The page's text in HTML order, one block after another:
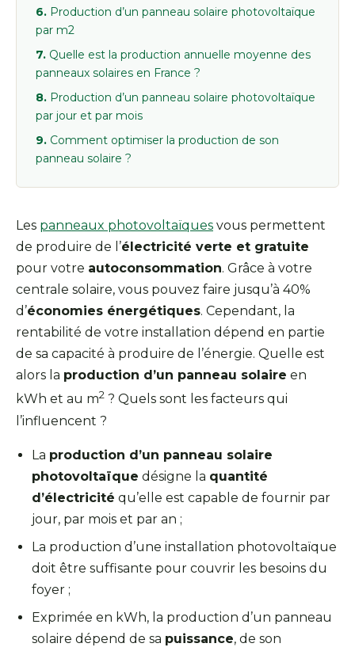
Production d’un panneau solaire photovoltaïque
par m2
Quelle est la production annuelle moyenne des
panneaux solaires en France ?
Production d’un panneau solaire photovoltaïque
par jour et par mois
Comment optimiser la production de son
panneau solaire ?
Les panneaux photovoltaïques vous permettent
de produire de l’électricité verte et gratuite
pour votre autoconsommation. Grâce à votre
centrale solaire, vous pouvez faire jusqu’à 40%
d’économies énergétiques. Cependant, la
rentabilité de votre installation dépend en partie
de sa capacité à produire de l’énergie. Quelle est
alors la production d’un panneau solaire en
kWh et au m2 ? Quels sont les facteurs qui
l’influencent ?
La production d’un panneau solaire
photovoltaïque désigne la quantité
d’électricité qu’elle est capable de fournir par
jour, par mois et par an ;
La production d’une installation photovoltaïque
doit être suffisante pour couvrir les besoins du
foyer ;
Exprimée en kWh, la production d’un panneau
solaire dépend de sa puissance, de son